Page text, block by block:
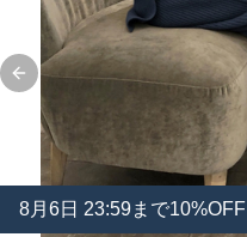
Previous slide
8月 6日 23:59まで10%OFF